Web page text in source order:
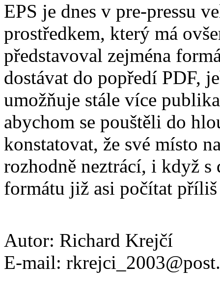
EPS je dnes v pre-pressu
prostředkem, který má
představoval zejména
dostávat do popředí PDF,
umožňuje stále více
abychom se pouštěli do
konstatovat, že své místo
rozhodně neztrácí, i když
formátu již asi počítat příliš
Autor: Richard Krejčí
E-mail: